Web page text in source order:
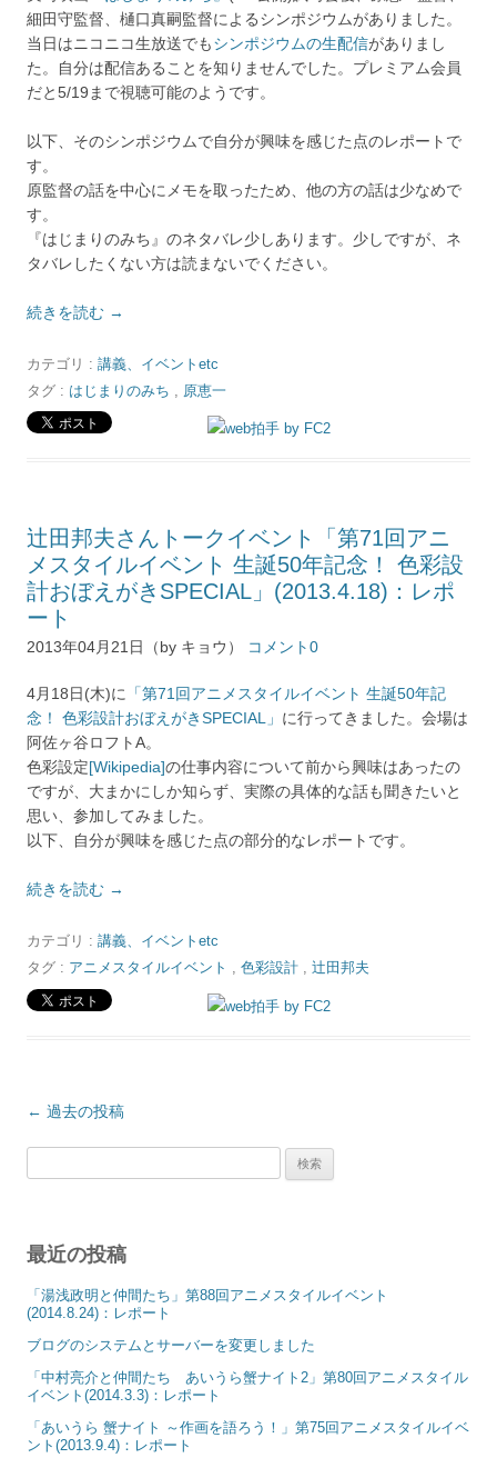
細田守監督、樋口真嗣監督によるシンポジウムがありました。
当日はニコニコ生放送でもシンポジウムの生配信がありまし
た。自分は配信あることを知りませんでした。プレミアム会員
だと5/19まで視聴可能のようです。
以下、そのシンポジウムで自分が興味を感じた点のレポートで
す。
原監督の話を中心にメモを取ったため、他の方の話は少なめで
す。
『はじまりのみち』のネタバレ少しあります。少しですが、ネ
タバレしたくない方は読まないでください。
続きを読む →
カテゴリ : 講義、イベントetc
タグ : はじまりのみち 原恵一
辻田邦夫さんトークイベント「第71回アニ
メスタイルイベント 生誕50年記念！ 色彩設
計おぼえがきSPECIAL」(2013.4.18)：レポ
ート
2013年04月21日（by キョウ） コメント0
4月18日(木)に
「第71回アニメスタイルイベント 生誕50年記
念！ 色彩設計おぼえがきSPECIAL」 に行ってきました。会場は
阿佐ヶ谷ロフトA。
色彩設定[Wikipedia]の仕事内容について前から興味はあったの
ですが、大まかにしか知らず、実際の具体的な話も聞きたいと
思い、参加してみました。
以下、自分が興味を感じた点の部分的なレポートです。
続きを読む →
カテゴリ : 講義、イベントetc
タグ : アニメスタイルイベント , 色彩設計 , 辻田邦夫
投
ナ
ゲ
ン
← 過去の投稿
索:
最近の投稿
「湯浅政明と仲間たち」第88回アニメスタイルイベント
(2014.8.24)：レポート
ブログのシステムとサーバーを変更しました
「中村亮介と仲間たち あいうら蟹ナイト2」第80回アニメスタイル
イベント(2014.3.3)：レポート
「あいうら 蟹ナイト ～作画を語ろう！」第75回アニメスタイルイベ
ント(2013.9.4)：レポート